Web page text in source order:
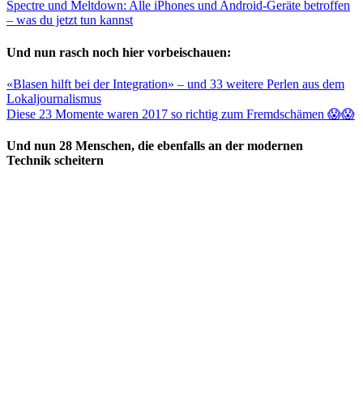
Spectre und Meltdown: Alle iPhones und Android-Geräte betroffen
– was du jetzt tun kannst
Und nun rasch noch hier vorbeischauen:
«Blasen hilft bei der Integration» – und 33 weitere Perlen aus dem
Lokaljournalismus
Diese 23 Momente waren 2017 so richtig zum Fremdschämen 😱😱
Und nun 28 Menschen, die ebenfalls an der modernen
Technik scheitern